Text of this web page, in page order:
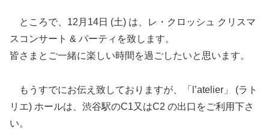
ところで、12月14日 (土) は、レ・クロッシュ クリスマ
スコンサート & パーティを致します。
皆さまとご一緒に楽しい時間を過ごしたいと思います。
もうすでにお伝え致しておりますが、「l’atelier」 (ラト
リエ) ホールは、渋谷駅のC1又はC2 の出口をご利用下さ
い。